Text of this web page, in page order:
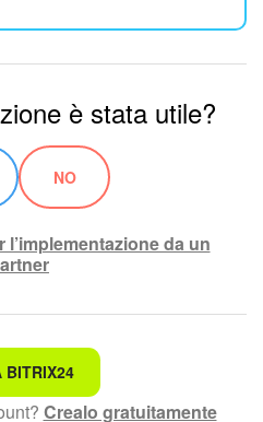
è stata utile?
NO
da un
BITRIX24
Crealo gratuitamente